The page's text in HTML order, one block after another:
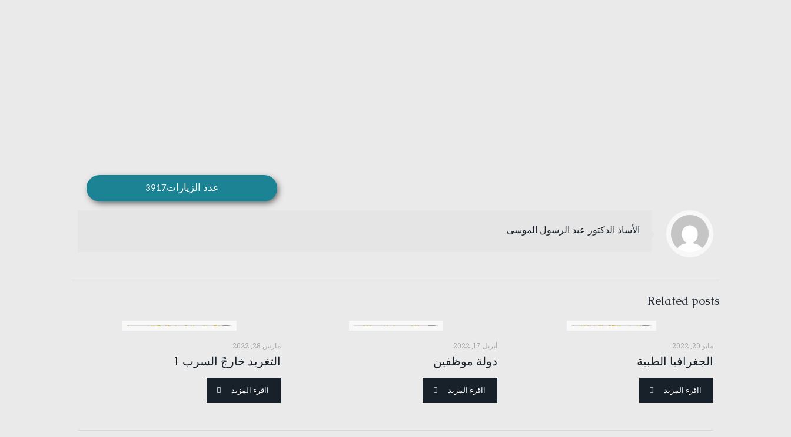
عدد الزيارات3917
الأساذ الدكتور عبد الرسول الموسى
Related posts
مايو 20, 2022
الجغرافيا الطبية
ااقرء المزيد
أبريل 17, 2022
دولة موظفين
ااقرء المزيد
مارس 28, 2022
التغريد خارجً السرب 1
ااقرء المزيد